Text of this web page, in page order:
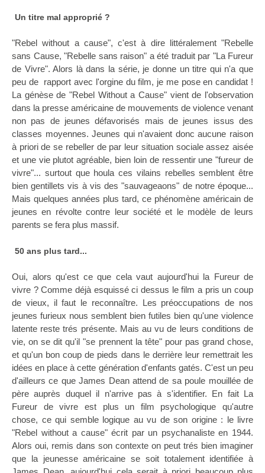
Un titre mal approprié ?
"Rebel without a cause", c'est à dire littéralement "Rebelle
sans Cause, "Rebelle sans raison" a été traduit par "La Fureur
de Vivre". Alors là dans la série, je donne un titre qui n'a que
peu de rapport avec l'orgine du film, je me pose en candidat !
La génèse de "Rebel Without a Cause" vient de l'observation
dans la presse américaine de mouvements de violence venant
non pas de jeunes défavorisés mais de jeunes issus des
classes moyennes. Jeunes qui n'avaient donc aucune raison
à priori de se rebeller de par leur situation sociale assez aisée
et une vie plutot agréable, bien loin de ressentir une "fureur de
vivre"... surtout que houla ces vilains rebelles semblent être
bien gentillets vis à vis des "sauvageaons" de notre époque...
Mais quelques années plus tard, ce phénomène américain de
jeunes en révolte contre leur société et le modèle de leurs
parents se fera plus massif.
50 ans plus tard...
Oui, alors qu'est ce que cela vaut aujourd'hui la Fureur de
vivre ? Comme déjà esquissé ci dessus le film a pris un coup
de vieux, il faut le reconnaître. Les préoccupations de nos
jeunes furieux nous semblent bien futiles bien qu'une violence
latente reste trés présente. Mais au vu de leurs conditions de
vie, on se dit qu'il "se prennent la tête" pour pas grand chose,
et qu'un bon coup de pieds dans le derrière leur remettrait les
idées en place à cette génération d'enfants gatés. C'est un peu
d'ailleurs ce que James Dean attend de sa poule mouillée de
père auprès duquel il n'arrive pas à s'identifier. En fait La
Fureur de vivre est plus un film psychologique qu'autre
chose, ce qui semble logique au vu de son origine : le livre
"Rebel without a cause" écrit par un psychanaliste en 1944.
Alors oui, remis dans son contexte on peut trés bien imaginer
que la jeunesse américaine se soit totalement identifiée à